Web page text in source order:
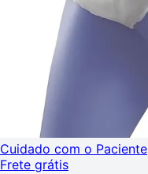
Cuidado com o Paciente
Frete grátis